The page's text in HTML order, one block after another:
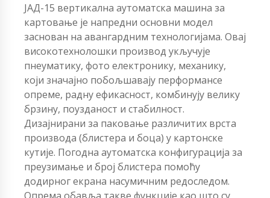
ЈАД-15 вертикална аутоматска машина за
картовање је напредни основни модел
заснован на авангардним технологијама. Овај
високотехнолошки производ укључује
пнеуматику, фото електронику, механику,
који значајно побољшавају перформансе
опреме, радну ефикасност, комбинују велику
брзину, поузданост и стабилност.
Дизајнирани за паковање различитих врста
производа (блистера и боца) у картонске
кутије. Погодна аутоматска конфигурација за
преузимање и број блистера помоћу
додирног екрана насумичним редоследом.
Опрема обавља такве функције као што су